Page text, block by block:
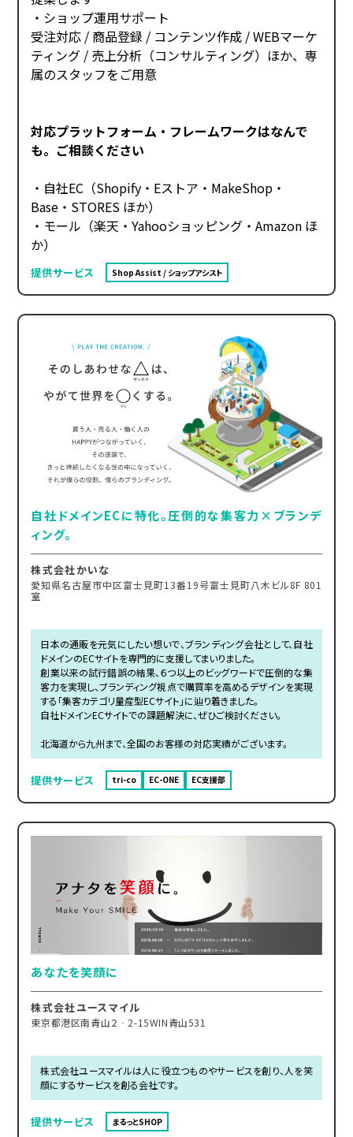
・ショップ運用サポート
受注対応 / 商品登録 / コンテンツ作成 / WEBマーケ
ティング / 売上分析（コンサルティング）ほか、専
属のスタッフをご用意
対応プラットフォーム・フレームワークはなんで
も。ご相談ください
・自社EC（Shopify・Eストア・MakeShop・
Base・STORES ほか）
・モール（楽天・Yahooショッピング・Amazon ほ
か）
提供サービス Shop Assist / ショップアシスト
自社ドメインECに特化。圧倒的な集客力×ブランデ
ィング。
株式会社かいな
愛知県名古屋市中区富士見町13番19号富士見町八木ビル8F 801
室
日本の通販を元気にしたい想いで、ブランディング会社として、自社
ドメインのECサイトを専門的に支援してまいりました。
創業以来の試行錯誤の結果、６つ以上のビッグワードで圧倒的な集
客力を実現し、ブランディング視点で購買率を高めるデザインを実現
する「集客カテゴリ量産型ECサイト」に辿り着きました。
自社ドメインECサイトでの課題解決に、ぜひご検討ください。
北海道から九州まで、全国のお客様の対応実績がございます。
提供サービス tri-co EC-ONE EC支援部
あなたを笑顔に
株式会社ユースマイル
東京都港区南青山２‐2-15WIN青山531
株式会社ユースマイルは人に役立つものやサービスを創り、人を笑
顔にするサービスを創る会社です。
提供サービス まるっとSHOP